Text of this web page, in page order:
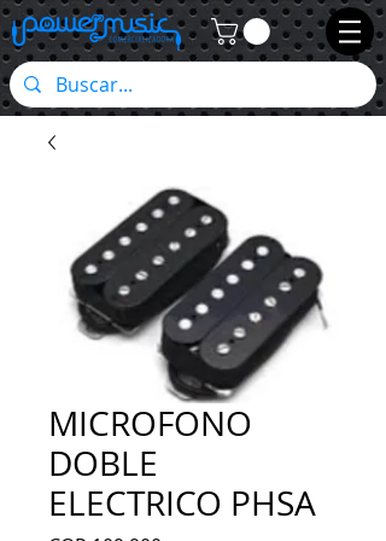
MICROFONO
DOBLE
ELECTRICO PHSA